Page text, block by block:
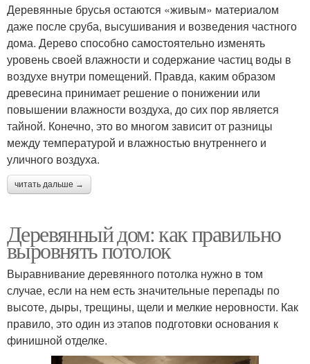
Деревянные брусья остаются «живым» материалом
даже после сруба, высушивания и возведения частного
дома. Дерево способно самостоятельно изменять
уровень своей влажности и содержание частиц воды в
воздухе внутри помещений. Правда, каким образом
древесина принимает решение о понижении или
повышении влажности воздуха, до сих пор является
тайной. Конечно, это во многом зависит от разницы
между температурой и влажностью внутреннего и
уличного воздуха.
читать дальше →
Деревянный дом: как правильно
выровнять потолок
Выравнивание деревянного потолка нужно в том
случае, если на нем есть значительные перепады по
высоте, дыры, трещины, щели и мелкие неровности. Как
правило, это один из этапов подготовки основания к
финишной отделке.